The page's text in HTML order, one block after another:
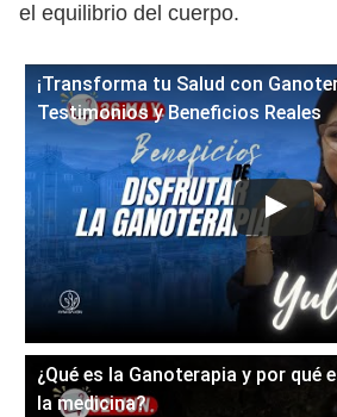
el equilibrio del cuerpo.
¡Transforma tu Salud con
Testimonios y Beneficios Reales
¿Qué es la Ganoterapia y por qué
la medicina?